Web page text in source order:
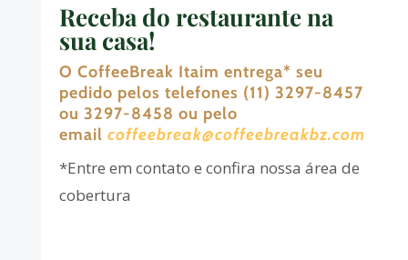
Receba do restaurante na
sua casa!
O CoffeeBreak Itaim entrega* seu
pedido pelos telefones (11) 3297-8457
ou 3297-8458 ou pelo
email coffeebreak@coffeebreakbz.com
*Entre em contato e confira nossa área de
cobertura